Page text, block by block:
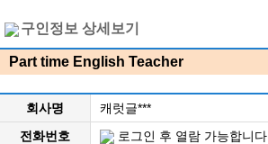
구인정보 상세보기
Part time English Teacher
회사명
캐럿글***
전화번호
로그인 후 열람 가능합니다.